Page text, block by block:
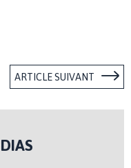
ARTICLE SUIVANT